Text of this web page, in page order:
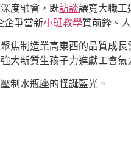
度融會，既訪談讓寬大職工
企爭當新小班教學質前鋒、
焦制造業高東西的品質成
大新質生孩子力進獻工會氣
制水瓶座的怪誕藍光。